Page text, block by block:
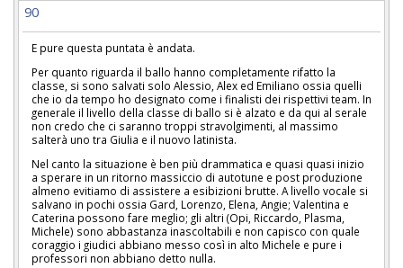
90
E pure questa puntata è andata.
Per quanto riguarda il ballo hanno completamente rifatto la
classe, si sono salvati solo Alessio, Alex ed Emiliano ossia quelli
che io da tempo ho designato come i finalisti dei rispettivi team. In
generale il livello della classe di ballo si è alzato e da qui al serale
non credo che ci saranno troppi stravolgimenti, al massimo
salterà uno tra Giulia e il nuovo latinista.
Nel canto la situazione è ben più drammatica e quasi quasi inizio
a sperare in un ritorno massiccio di autotune e post produzione
almeno evitiamo di assistere a esibizioni brutte. A livello vocale si
salvano in pochi ossia Gard, Lorenzo, Elena, Angie; Valentina e
Caterina possono fare meglio; gli altri (Opi, Riccardo, Plasma,
Michele) sono abbastanza inascoltabili e non capisco con quale
coraggio i giudici abbiano messo così in alto Michele e pure i
professori non abbiano detto nulla.